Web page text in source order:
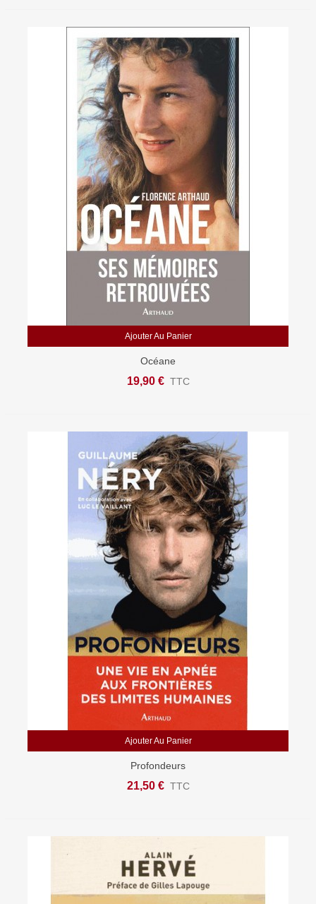
Ajouter Au Panier
Océane
19,90 € TTC
Ajouter Au Panier
Profondeurs
21,50 € TTC